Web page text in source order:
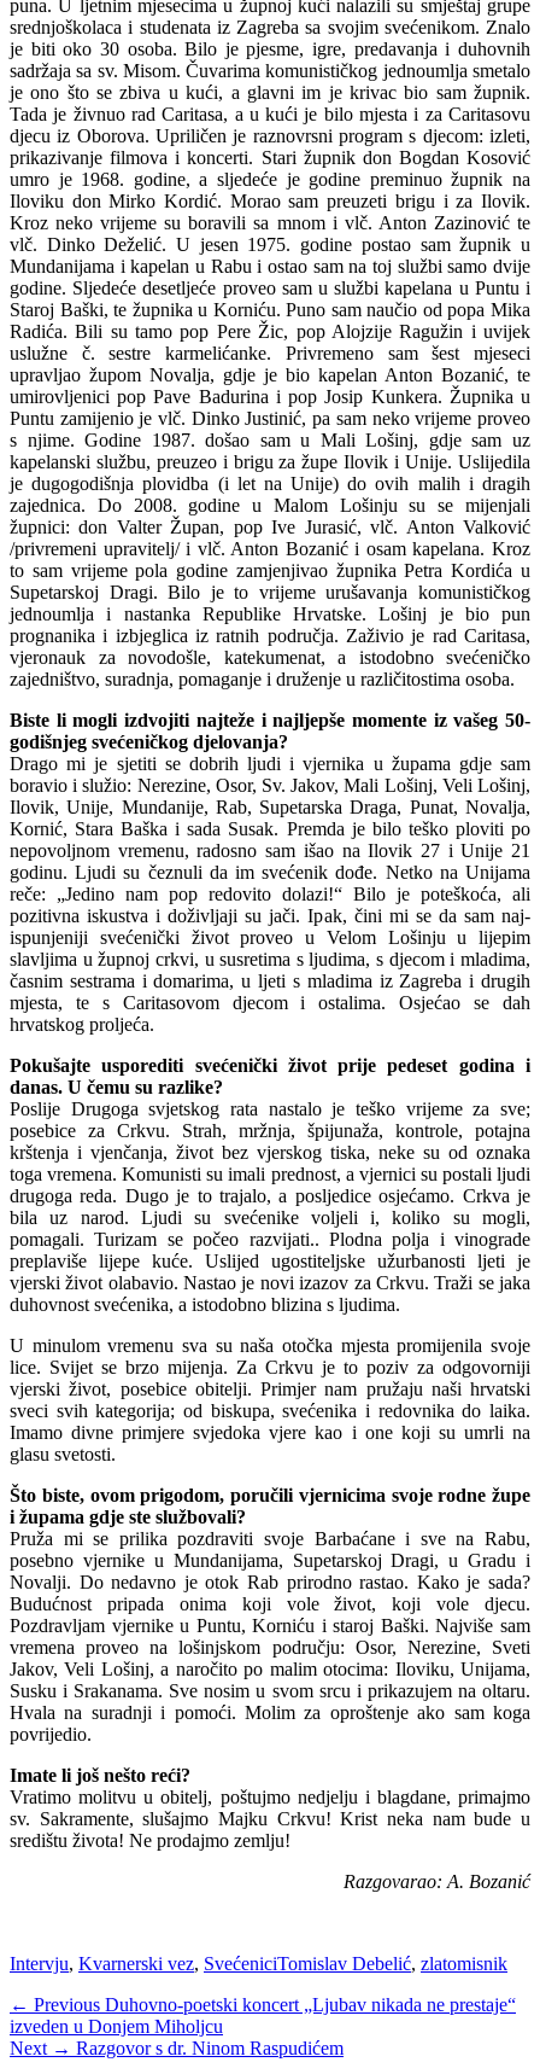
puna. U ljetnim mjesecima u župnoj kući nalazili su smještaj grupe
srednjoškolaca i studenata iz Zagreba sa svojim sveće­nikom. Znalo
je biti oko 30 osoba. Bilo je pjesme, igre, predavanja i duhovnih
sadržaja sa sv. Misom. Čuvarima komu­nističkog jednoumlja smetalo
je ono što se zbiva u kući, a glavni im je krivac bio sam župnik.
Tada je živnuo rad Carita­sa, a u kući je bilo mjesta i za Caritasovu
djecu iz Oborova. Upriličen je raznovrsni program s djecom: izleti,
prikazivanje fil­mova i koncerti. Stari župnik don Bogdan Kosović
umro je 1968. godine, a sljedeće je godine preminuo župnik na
Iloviku don Mirko Kordić. Morao sam preuzeti brigu i za Ilovik.
Kroz neko vrijeme su boravili sa mnom i vlč. Anton Zazinović te
vlč. Dinko Deželić. U jesen 1975. godi­ne postao sam župnik u
Mundanijama i kapelan u Rabu i ostao sam na toj služ­bi samo dvije
godine. Sljedeće desetljeće proveo sam u službi kapelana u Puntu i
Staroj Baški, te župnika u Korniću. Puno sam naučio od popa Mika
Radića. Bili su tamo pop Pere Žic, pop Alojzije Ragužin i uvijek
uslužne č. sestre karmelićanke. Privremeno sam šest mjeseci
upravljao župom Novalja, gdje je bio kapelan An­ton Bozanić, te
umirovljenici pop Pave Badurina i pop Josip Kunkera. Župnika u
Puntu zamijenio je vlč. Dinko Justi­nić, pa sam neko vrijeme proveo
s njime. Godine 1987. došao sam u Mali Lošinj, gdje sam uz
kapelanski službu, preuzeo i brigu za župe Ilovik i Unije. Uslijedila
je dugogodišnja plovidba (i let na Unije) do ovih malih i dragih
zajednica. Do 2008. godine u Malom Lošinju su se mijenjali
župnici: don Valter Župan, pop Ive Ju­rasić, vlč. Anton Valković
/privremeni upravitelj/ i vlč. Anton Bozanić i osam kapelana. Kroz
to sam vrijeme pola godi­ne zamjenjivao župnika Petra Kordića u
Supetarskoj Dragi. Bilo je to vrijeme uru­šavanja komunističkog
jednoumlja i na­stanka Republike Hrvatske. Lošinj je bio pun
prognanika i izbjeglica iz ratnih pod­ručja. Zaživio je rad Caritasa,
vjeronauk za novodošle, katekumenat, a istodobno svećeničko
zajedništvo, suradnja, poma­ganje i druženje u različitostima osoba.
Biste li mogli izdvojiti najteže i najljepše momente iz vašeg 50-
go­dišnjeg svećeničkog djelovanja?
Drago mi je sjetiti se dobrih ljudi i vjer­nika u župama gdje sam
boravio i služio: Nerezine, Osor, Sv. Jakov, Mali Lošinj, Veli Lošinj,
Ilovik, Unije, Mundanije, Rab, Supetarska Draga, Punat, Novalja,
Kornić, Stara Baška i sada Susak. Prem­da je bilo teško ploviti po
nepovoljnom vremenu, radosno sam išao na Ilovik 27 i Unije 21
godinu. Ljudi su čeznuli da im svećenik dođe. Netko na Unijama
reče: „Jedino nam pop redovito dolazi!“ Bilo je poteškoća, ali
pozitivna iskustva i doživ­ljaji su jači. Ipak, čini mi se da sam naj­
ispunjeniji svećenički život proveo u Ve­lom Lošinju u lijepim
slavljima u župnoj crkvi, u susretima s ljudima, s djecom i mladima,
časnim sestrama i domarima, u ljeti s mladima iz Zagreba i drugih
mje­sta, te s Caritasovom djecom i ostalima. Osjećao se dah
hrvatskog proljeća.
Pokušajte usporediti svećenički život prije pedeset godina i
danas. U čemu su razlike?
Poslije Drugoga svjetskog rata nastalo je teško vrijeme za sve;
posebice za Cr­kvu. Strah, mržnja, špijunaža, kontrole, potajna
krštenja i vjenčanja, život bez vjerskog tiska, neke su od oznaka
toga vremena. Komunisti su imali prednost, a vjernici su postali ljudi
drugoga reda. Dugo je to trajalo, a posljedice osjećamo. Crkva je
bila uz narod. Ljudi su svećenike voljeli i, koliko su mogli,
pomagali. Tu­rizam se počeo razvijati.. Plodna polja i vinograde
preplaviše lijepe kuće. Uslijed ugostiteljske užurbanosti ljeti je
vjerski život olabavio. Nastao je novi izazov za Crkvu. Traži se jaka
duhovnost svećeni­ka, a istodobno blizina s ljudima.
U minulom vremenu sva su naša otoč­ka mjesta promijenila svoje
lice. Svijet se brzo mijenja. Za Crkvu je to poziv za od­govorniji
vjerski život, posebice obitelji. Primjer nam pružaju naši hrvatski
sveci svih kategorija; od biskupa, svećenika i redovnika do laika.
Imamo divne primje­re svjedoka vjere kao i one koji su umrli na
glasu svetosti.
Što biste, ovom prigodom, poru­čili vjernicima svoje rodne župe
i župama gdje ste službovali?
Pruža mi se prilika pozdraviti svoje Barbaćane i sve na Rabu,
posebno vjerni­ke u Mundanijama, Supetarskoj Dragi, u Gradu i
Novalji. Do nedavno je otok Rab prirodno rastao. Kako je sada?
Buduć­nost pripada onima koji vole život, koji vole djecu.
Pozdravljam vjernike u Pun­tu, Korniću i staroj Baški. Najviše sam
vremena proveo na lošinjskom području: Osor, Nerezine, Sveti
Jakov, Veli Lošinj, a naročito po malim otocima: Iloviku, Unijama,
Susku i Srakanama. Sve nosim u svom srcu i prikazujem na oltaru.
Hvala na suradnji i pomoći. Molim za oprošte­nje ako sam koga
povrijedio.
Imate li još nešto reći?
Vratimo molitvu u obitelj, poštujmo nedjelju i blagdane, primajmo
sv. Sa­kramente, slušajmo Majku Crkvu! Krist neka nam bude u
središtu života! Ne pro­dajmo zemlju!
Razgovarao: A. Bozanić
Categories
Intervju, Kvarnerski vez, SvećeniciTags
Tomislav Debelić, zlatomisnik
Navigacija
objava
← Previous Previous
post:
Duhovno-poetski koncert „Ljubav nikada ne prestaje“
izveden u Donjem Miholjcu
Next → Next
Razgovor s dr. Ninom Raspudićem